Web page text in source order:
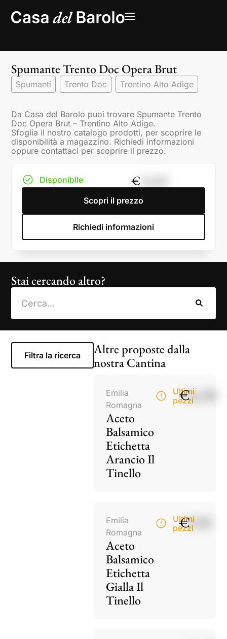
Spumante Trento Doc Opera Brut
Spumanti Trento Doc Trentino Alto Adige
Da Casa del Barolo puoi trovare Spumante Trento
Doc Opera Brut – Trentino Alto Adige.
Sfoglia il nostro catalogo prodotti, per scoprire le
disponibilità a magazzino. Richiedi informazioni
oppure contattaci per scoprire il prezzo.
Disponibile €
Scopri il prezzo
Richiedi informazioni
Stai cercando altro?
Filtra la ricerca
Altre proposte dalla
nostra Cantina
Emilia
Romagna
Aceto
Balsamico
Etichetta
Arancio Il
Tinello
Ultimi
pezzi
€14,50
Emilia
Romagna
Aceto
Balsamico
Etichetta
Gialla Il
Tinello
Ultimi
pezzi
€9,50